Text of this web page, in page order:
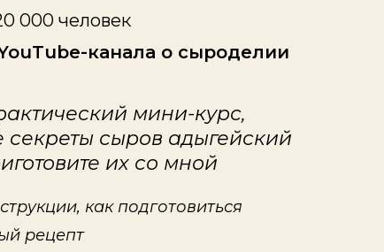
000 человек
канала о сыроделии
мини-курс,
секреты сыров адыгейский
их со мной
как подготовиться
рецепт